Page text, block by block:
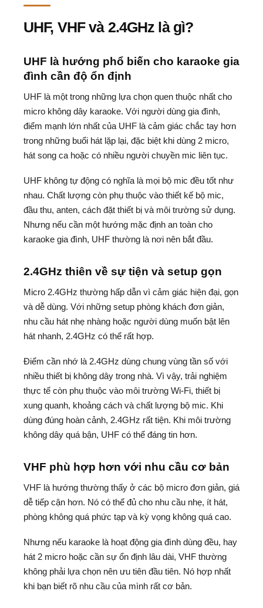
UHF, VHF và 2.4GHz là gì?
UHF là hướng phổ biến cho karaoke gia
đình cần độ ổn định
UHF là một trong những lựa chọn quen thuộc nhất cho
micro không dây karaoke. Với người dùng gia đình,
điểm mạnh lớn nhất của UHF là cảm giác chắc tay hơn
trong những buổi hát lặp lại, đặc biệt khi dùng 2 micro,
hát song ca hoặc có nhiều người chuyền mic liên tục.
UHF không tự động có nghĩa là mọi bộ mic đều tốt như
nhau. Chất lượng còn phụ thuộc vào thiết kế bộ mic,
đầu thu, anten, cách đặt thiết bị và môi trường sử dụng.
Nhưng nếu cần một hướng mặc định an toàn cho
karaoke gia đình, UHF thường là nơi nên bắt đầu.
2.4GHz thiên về sự tiện và setup gọn
Micro 2.4GHz thường hấp dẫn vì cảm giác hiện đại, gọn
và dễ dùng. Với những setup phòng khách đơn giản,
nhu cầu hát nhẹ nhàng hoặc người dùng muốn bật lên
hát nhanh, 2.4GHz có thể rất hợp.
Điểm cần nhớ là 2.4GHz dùng chung vùng tần số với
nhiều thiết bị không dây trong nhà. Vì vậy, trải nghiệm
thực tế còn phụ thuộc vào môi trường Wi-Fi, thiết bị
xung quanh, khoảng cách và chất lượng bộ mic. Khi
dùng đúng hoàn cảnh, 2.4GHz rất tiện. Khi môi trường
không dây quá bận, UHF có thể đáng tin hơn.
VHF phù hợp hơn với nhu cầu cơ bản
VHF là hướng thường thấy ở các bộ micro đơn giản, giá
dễ tiếp cận hơn. Nó có thể đủ cho nhu cầu nhẹ, ít hát,
phòng không quá phức tạp và kỳ vọng không quá cao.
Nhưng nếu karaoke là hoạt động gia đình dùng đều, hay
hát 2 micro hoặc cần sự ổn định lâu dài, VHF thường
không phải lựa chọn nên ưu tiên đầu tiên. Nó hợp nhất
khi bạn biết rõ nhu cầu của mình rất cơ bản.